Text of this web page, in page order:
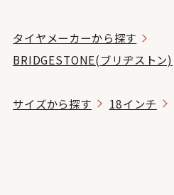
タイヤメーカーから探す
BRIDGESTONE(ブリヂストン)
サイズから探す 18インチ